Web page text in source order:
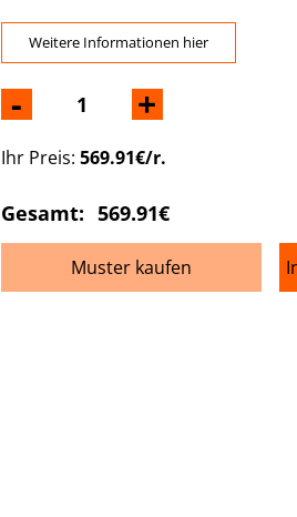
Weitere Informationen hier
- +
Ihr Preis: 569.91€/r.
Gesamt: 569.91€
Muster kaufen